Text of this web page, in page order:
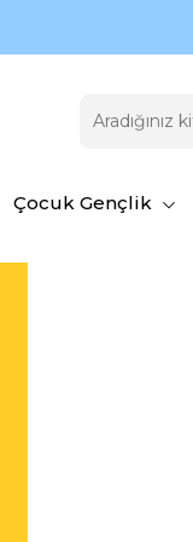
Çocuk Gençlik